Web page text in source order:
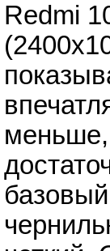
Redmi
меньше,